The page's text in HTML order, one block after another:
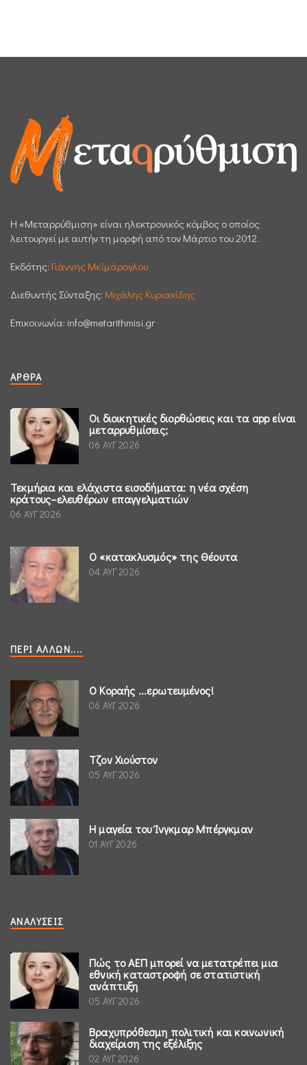
H «Μεταρρύθμιση» είναι ηλεκτρονικός κόμβος ο οποίος
λειτουργεί με αυτήν τη μορφή από τον Μάρτιο του 2012.
Εκδότης: Γιάννης Μεϊμάρογλου
Διεθυντής Σύνταξης: Μιχάλης Κυριακίδης
Επικοινωνία: info@metarithmisi.gr
ΆΡΘΡΑ
Οι διοικητικές διορθώσεις και τα app είναι
μεταρρυθμίσεις;
06 ΑΥΓ 2026
Τεκμήρια και ελάχιστα εισοδήματα: η νέα σχέση
κράτους–ελευθέρων επαγγελματιών
06 ΑΥΓ 2026
Ο «κατακλυσμός» της Θέουτα
04 ΑΥΓ 2026
ΠΕΡΊ ΆΛΛΩΝ....
Ο Κοραής ...ερωτευμένος!
06 ΑΥΓ 2026
Τζον Χιούστον
05 ΑΥΓ 2026
Η μαγεία του Ίνγκμαρ Μπέργκμαν
01 ΑΥΓ 2026
ΑΝΑΛΎΣΕΙΣ
Πώς το ΑΕΠ μπορεί να μετατρέπει μια
εθνική καταστροφή σε στατιστική
ανάπτυξη
05 ΑΥΓ 2026
Βραχυπρόθεσμη πολιτική και κοινωνική
διαχείριση της εξέλιξης
02 ΑΥΓ 2026